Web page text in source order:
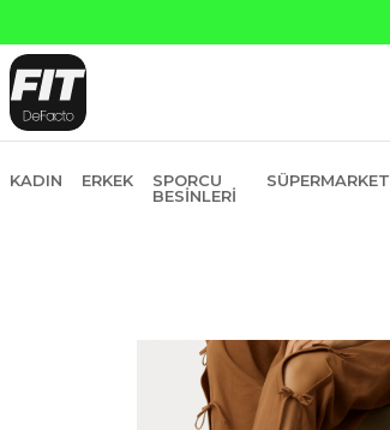
KADIN ERKEK
SPORCU
BESINLERI
SÜPERMARKET